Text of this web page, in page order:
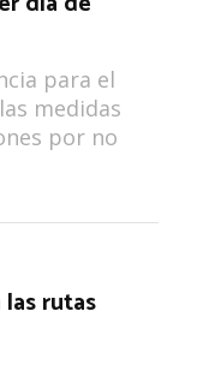
para el
medidas
por no
rutas